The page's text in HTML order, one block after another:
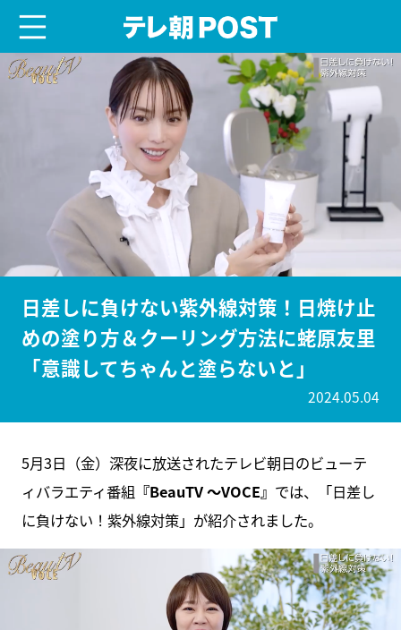
日差しに負けない紫外線対策！日焼け止
めの塗り方＆クーリング方法に蛯原友里
「意識してちゃんと塗らないと」
2024.05.04
5月3日（金）深夜に放送されたテレビ朝日のビューテ
ィバラエティ番組 『BeauTV ～VOCE』 では、「日差し
に負けない！紫外線対策」が紹介されました。